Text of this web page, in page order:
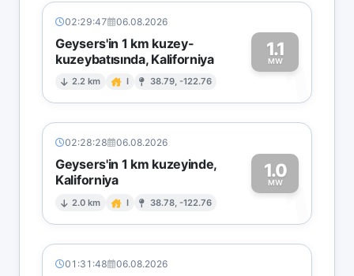
02:29:47 06.08.2026
Geysers'in 1 km kuzey-
kuzeybatısında, Kaliforniya
2.2 km I 38.79, -122.76
1.1
MW1
02:28:28 06.08.2026
Geysers'in 1 km kuzeyinde,
Kaliforniya
2.0 km I 38.78, -122.76
1.0
MW1
01:31:48 06.08.2026